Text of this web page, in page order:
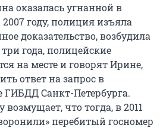
оказалась угнанной в
году, полиция изъяла
доказательство, возбудила
года, полицейские
на месте и говорят Ирине,
ответ на запрос в
ГИБДД Санкт-Петербурга.
что тогда, в 2011
перебитый госномер